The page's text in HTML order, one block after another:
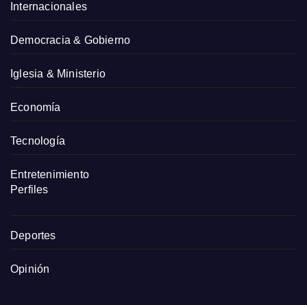
Internacionales
Democracia & Gobierno
Iglesia & Ministerio
Economía
Tecnología
Entretenimiento
Perfiles
Deportes
Opinión